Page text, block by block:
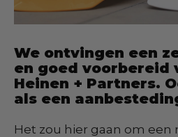
We ontvingen een
en goed voorbereid
Heinen + Partners.
als een
Het zou hier gaan om een